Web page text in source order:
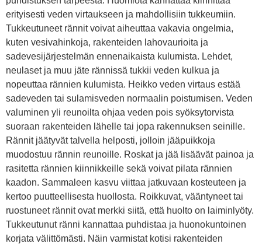
erityisesti veden virtaukseen ja mahdollisiin tukkeumiin.
Tukkeutuneet rännit voivat aiheuttaa vakavia ongelmia,
kuten vesivahinkoja, rakenteiden lahovaurioita ja
sadevesijärjestelmän ennenaikaista kulumista. Lehdet,
neulaset ja muu jäte rännissä tukkii veden kulkua ja
nopeuttaa rännien kulumista. Heikko veden virtaus estää
sadeveden tai sulamisveden normaalin poistumisen. Veden
valuminen yli reunoilta ohjaa veden pois syöksytorvista
suoraan rakenteiden lähelle tai jopa rakennuksen seinille.
Rännit jäätyvät talvella helposti, jolloin jääpuikkoja
muodostuu rännin reunoille. Roskat ja jää lisäävät painoa ja
rasitetta rännien kiinnikkeille sekä voivat pilata rännien
kaadon. Sammaleen kasvu viittaa jatkuvaan kosteuteen ja
kertoo puutteellisesta huollosta. Roikkuvat, vääntyneet tai
ruostuneet rännit ovat merkki siitä, että huolto on laiminlyöty.
Tukkeutunut ränni kannattaa puhdistaa ja huonokuntoinen
korjata välittömästi. Näin varmistat kotisi rakenteiden